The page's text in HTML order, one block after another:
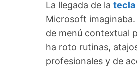
La llegada de la tecla
Microsoft
de menú contextual
ha roto rutinas,
profesionales y de